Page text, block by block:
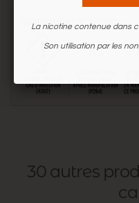
30 autres produits dans la même
La nicotine contenue dans
Son utilisation par les